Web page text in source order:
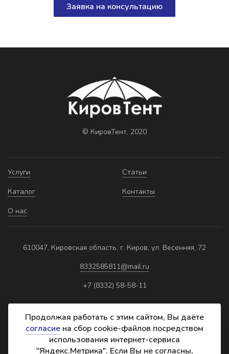
Заявка на консультацию
© КировТент, 2020
Услуги
Каталог
О нас
Статьи
Контакты
610047, Кировская область, г. Киров, ул. Весенняя, 72
8332585811@mail.ru
+7 (8332) 58-58-11
Политика обработки персональных данных
Продолжая работать с этим сайтом, Вы даёте
согласие на сбор cookie-файлов посредством
использования интернет-сервиса
"Яндекс.Метрика". Если Вы не согласны,